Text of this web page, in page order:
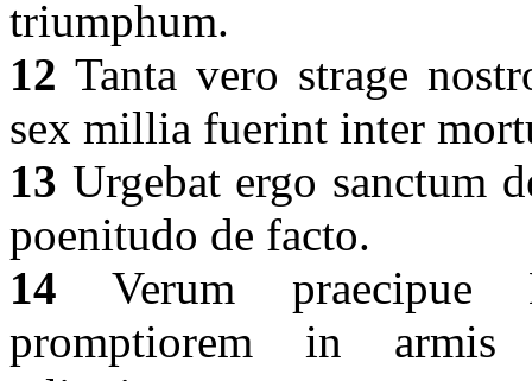
triumphum.
12 Tanta vero strage
sex millia fuerint inter
13 Urgebat ergo sanctum
poenitudo de facto.
14 Verum praecipue
promptiorem in armis